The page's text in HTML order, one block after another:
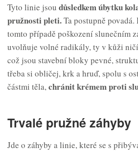
Tyto linie jsou důsledkem úbytku
pružnosti pleti.Ta postupně
tomto případě poškození slunečním
uvolňuje volné radikály, ty v kůži
což jsou stavební bloky pevné,
třeba si obličej, krk a hruď, spolu s
částmi těla,chránit krémem proti
Trvalé pružné záhyby
Jde o záhyby a linie, které se s